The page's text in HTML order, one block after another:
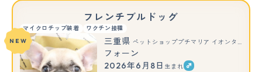
フレンチブルドッグ
マイクロチップ装着
ワクチン接種
NEW
三重県 ペットショッププチマリア イオンタウン伊勢ララパーク店
フォーン
2026年6月8日 生まれ